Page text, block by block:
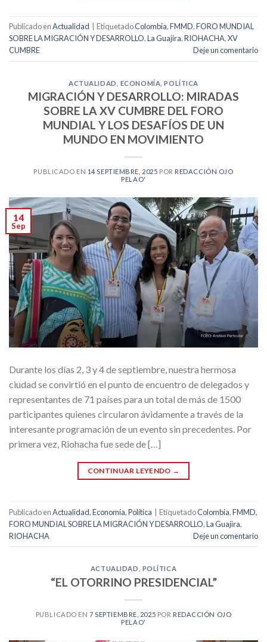
Publicado enActualidad EtiquetadoColombia,FMMD,FORO MUNDIAL
SOBRE LA MIGRACIÓN Y DESARROLLO,La Guajira,RIOHACHA,XV
CUMBRE
Deje un comentario
ACTUALIDAD ECONOMÍA ,POLÍTICA
MIGRACIÓN Y DESARROLLO: MIRADAS
SOBRE LA XV CUMBRE DEL FORO
MUNDIAL Y LOS DESAFÍOS DE UN
MUNDO EN MOVIMIENTO
PUBLICADO EN 14 SEPTIEMBRE, 2025 POR REDACCIÓN OJO
PELAO'
14
Sep
Durante los días 2, 3 y 4 de septiembre, nuestra hermosa
ciudad se convirtió en el punto de encuentro de delegados y
representantes de 71 países para un total de más de 1500
participantes quienes circularon ávidamente a través de la
interesante programación de un evento sin precedentes. Por
primera vez, Riohacha fue sede de […]
CONTINUAR LEYENDO →
Publicado enActualidad,Economía,Política EtiquetadoColombia,FMMD,
FORO MUNDIAL SOBRE LA MIGRACIÓN Y DESARROLLO,La Guajira,
RIOHACHA
Deje un comentario
ACTUALIDAD POLÍTICA
“EL OTORRINO PRESIDENCIAL”
PUBLICADO EN7 SEPTIEMBRE, 2025 POR REDACCIÓN OJO
PELAO'